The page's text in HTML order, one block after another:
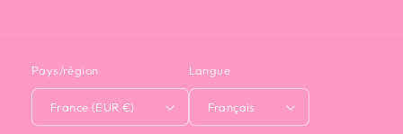
Pays/région
France (EUR €)
Langue
Français